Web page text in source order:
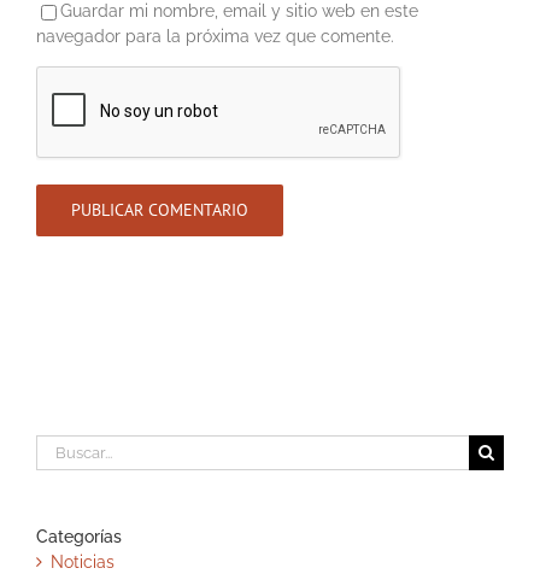
Guardar mi nombre, email y sitio web en este
navegador para la próxima vez que comente.
Buscar:
Categorías
Noticias